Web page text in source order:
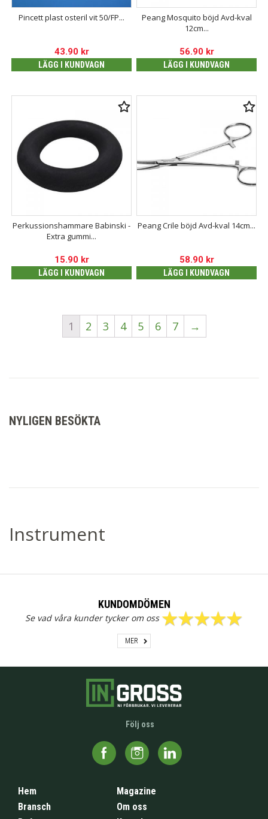
Pincett plast osteril vit 50/FP...
43.90 kr
LÄGG I KUNDVAGN
Peang Mosquito böjd Avd-kval
12cm...
56.90 kr
LÄGG I KUNDVAGN
Perkussionshammare Babinski -
Extra gummi...
15.90 kr
LÄGG I KUNDVAGN
Peang Crile böjd Avd-kval 14cm...
58.90 kr
LÄGG I KUNDVAGN
1 2 3 4 5 6 7 →
NYLIGEN BESÖKTA
Instrument
KUNDOMDÖMEN
Se vad våra kunder tycker om oss
MER
Följ oss
Hem
Magazine
Bransch
Om oss